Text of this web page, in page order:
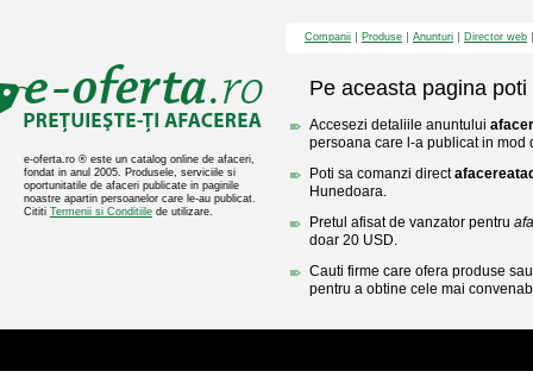
e-oferta.ro ® este un catalog online de afaceri,
fondat in anul 2005. Produsele, serviciile si
oportunitatile de afaceri publicate in paginile
noastre apartin persoanelor care le-au publicat.
Cititi Termenii si Conditiile de utilizare.
Companii Produse Anunturi Director web
Pe aceasta pagina poti
Accesezi detaliile anuntului
persoana care l-a publicat in mod
Poti sa comanzi direct
Hunedoara.
Pretul afisat de vanzator pentru
doar 20 USD.
Cauti firme care ofera produse
pentru a obtine cele mai